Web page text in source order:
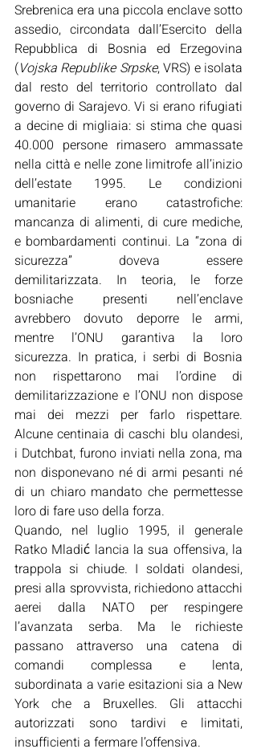
Srebrenica era una piccola enclave sotto
assedio, circondata dall’Esercito della
Repubblica di Bosnia ed Erzegovina
(Vojska Republike Srpske, VRS) e isolata
dal resto del territorio controllato dal
governo di Sarajevo. Vi si erano rifugiati
a decine di migliaia: si stima che quasi
40.000 persone rimasero ammassate
nella città e nelle zone limitrofe all’inizio
dell’estate 1995. Le condizioni
umanitarie erano catastrofiche:
mancanza di alimenti, di cure mediche,
e bombardamenti continui. La “zona di
sicurezza” doveva essere
demilitarizzata. In teoria, le forze
bosniache presenti nell’enclave
avrebbero dovuto deporre le armi,
mentre l’ONU garantiva la loro
sicurezza. In pratica, i serbi di Bosnia
non rispettarono mai l’ordine di
demilitarizzazione e l’ONU non dispose
mai dei mezzi per farlo rispettare.
Alcune centinaia di caschi blu olandesi,
i Dutchbat, furono inviati nella zona, ma
non disponevano né di armi pesanti né
di un chiaro mandato che permettesse
loro di fare uso della forza.
Quando, nel luglio 1995, il generale
Ratko Mladić lancia la sua offensiva, la
trappola si chiude. I soldati olandesi,
presi alla sprovvista, richiedono attacchi
aerei dalla NATO per respingere
l’avanzata serba. Ma le richieste
passano attraverso una catena di
comandi complessa e lenta,
subordinata a varie esitazioni sia a New
York che a Bruxelles. Gli attacchi
autorizzati sono tardivi e limitati,
insufficienti a fermare l’offensiva.